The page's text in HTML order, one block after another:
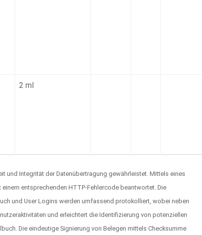
2 ml
und Integrität der Datenübertragung gewährleistet. Mittels eines
entsprechenden HTTP-Fehlercode beantwortet. Die
und User Logins werden umfassend protokolliert, wobei neben
und erleichtert die Identifizierung von potenziellen
Die eindeutige Signierung von Belegen mittels Checksumme